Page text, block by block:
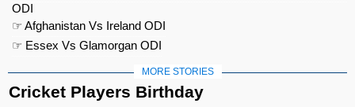
ODI
☞ Afghanistan Vs Ireland ODI
☞ Essex Vs Glamorgan ODI
MORE STORIES
Cricket Players Birthday